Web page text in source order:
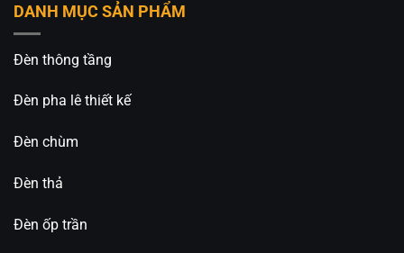
DANH MỤC SẢN PHẨM
Đèn thông tầng
Đèn pha lê thiết kế
Đèn chùm
Đèn thả
Đèn ốp trần